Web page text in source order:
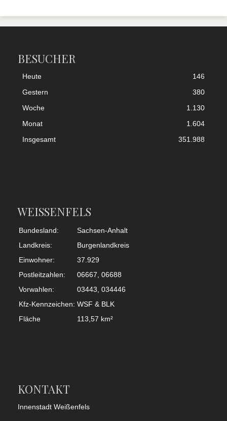
BESUCHER
Heute
146
Gestern
380
Woche
1.130
Monat
1.604
Insgesamt
351.988
WEISSENFELS
Bundesland:
Sachsen-Anhalt
Landkreis:
Burgenlandkreis
Einwohner:
37.929
Postleitzahlen:
06667, 06688
Vorwahlen:
03443, 034446
Kfz-Kennzeichen: WSF & BLK
Fläche
113,57 km²
KONTAKT
Innenstadt Weißenfels